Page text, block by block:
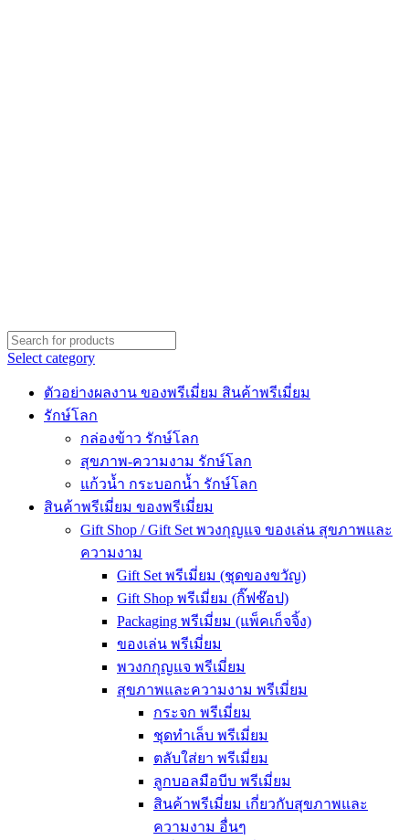
Select category
ตัวอย่างผลงาน ของพรีเมี่ยม สินค้าพรีเมี่ยม
รักษ์โลก
กล่องข้าว รักษ์โลก
สุขภาพ-ความงาม รักษ์โลก
แก้วน้ำ กระบอกน้ำ รักษ์โลก
สินค้าพรีเมี่ยม ของพรีเมี่ยม
Gift Shop / Gift Set พวงกุญแจ ของเล่น สุขภาพและ
ความงาม
Gift Set พรีเมี่ยม (ชุดของขวัญ)
Gift Shop พรีเมี่ยม (กิ๊ฟช๊อป)
Packaging พรีเมี่ยม (แพ็คเก็จจิ้ง)
ของเล่น พรีเมี่ยม
พวงกกุญแจ พรีเมี่ยม
สุขภาพและความงาม พรีเมี่ยม
กระจก พรีเมี่ยม
ชุดทำเล็บ พรีเมี่ยม
ตลับใส่ยา พรีเมี่ยม
ลูกบอลมือบีบ พรีเมี่ยม
สินค้าพรีเมี่ยม เกี่ยวกับสุขภาพและ
ความงาม อื่นๆ